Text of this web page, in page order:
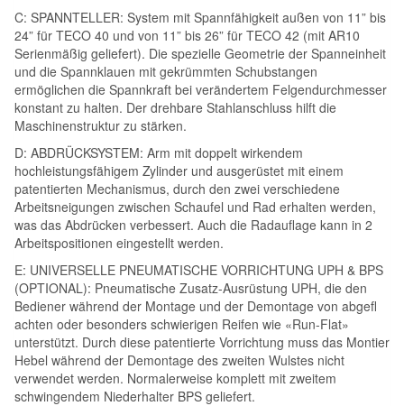
C: SPANNTELLER: System mit Spannfähigkeit außen von 11” bis
24” für TECO 40 und von 11” bis 26” für TECO 42 (mit AR10
Serienmäßig geliefert). Die spezielle Geometrie der Spanneinheit
und die Spannklauen mit gekrümmten Schubstangen
ermöglichen die Spannkraft bei verändertem Felgendurchmesser
konstant zu halten. Der drehbare Stahlanschluss hilft die
Maschinenstruktur zu stärken.
D: ABDRÜCKSYSTEM: Arm mit doppelt wirkendem
hochleistungsfähigem Zylinder und ausgerüstet mit einem
patentierten Mechanismus, durch den zwei verschiedene
Arbeitsneigungen zwischen Schaufel und Rad erhalten werden,
was das Abdrücken verbessert. Auch die Radauﬂage kann in 2
Arbeitspositionen eingestellt werden.
E: UNIVERSELLE PNEUMATISCHE VORRICHTUNG UPH & BPS
(OPTIONAL): Pneumatische Zusatz-Ausrüstung UPH, die den
Bediener während der Montage und der Demontage von abgeﬂ
achten oder besonders schwierigen Reifen wie «Run-Flat»
unterstützt. Durch diese patentierte Vorrichtung muss das Montier
Hebel während der Demontage des zweiten Wulstes nicht
verwendet werden. Normalerweise komplett mit zweitem
schwingendem Niederhalter BPS geliefert.